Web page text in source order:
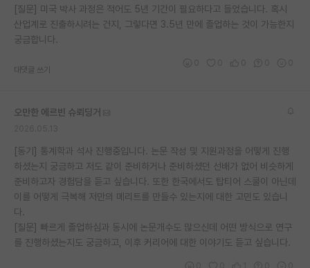
[질문] 미국 박사 과정은 적어도 5년 기간이 필요하다고 들었습니다. 혹시
산업계로 진출하시려는 건지, 그렇다면 3.5년 만에 졸업하는 것이 가능한지
궁금합니다.
대댓글 쓰기
오만한 에르빈 슈뢰딩거
[동기] 통계학과 석사 진행중입니다. 논문 작성 및 지원과정을 어떻게 진행
하셨는지 궁금하고 저도 같이 준비하거나 준비하셨던 선배가 없어 비슷하게
준비하고자 경험담을 듣고 싶습니다. 또한 한국에서도 탑티어 스쿨이 아닌데
이를 어떻게 극복해 저만의 메리트를 만들수 있는지에 대한 고민도 있습니
다.
[질문] 빠르게 졸업하심과 동시에 논문개수도 많으신데 어떤 방식으로 연구
를 진행하셨는지도 궁금하고, 이후 커리어에 대한 이야기도 듣고 싶습니다.